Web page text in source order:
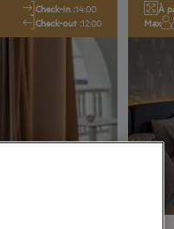
Check-in :14:00
Check-out :12:00
À
Max